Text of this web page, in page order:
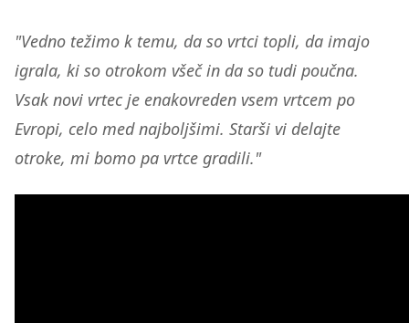
"Vedno težimo k temu, da so vrtci topli, da imajo
igrala, ki so otrokom všeč in da so tudi poučna.
Vsak novi vrtec je enakovreden vsem vrtcem po
Evropi, celo med najboljšimi. Starši vi delajte
otroke, mi bomo pa vrtce gradili."